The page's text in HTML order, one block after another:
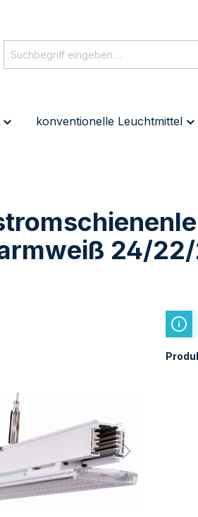
konventionelle Leuchtmittel
24/22/